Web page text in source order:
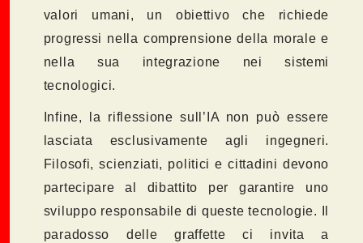
valori umani, un obiettivo che richiede
progressi nella comprensione della morale e
nella sua integrazione nei sistemi
tecnologici.
Infine, la riflessione sull’IA non può essere
lasciata esclusivamente agli ingegneri.
Filosofi, scienziati, politici e cittadini devono
partecipare al dibattito per garantire uno
sviluppo responsabile di queste tecnologie. Il
paradosso delle graffette ci invita a